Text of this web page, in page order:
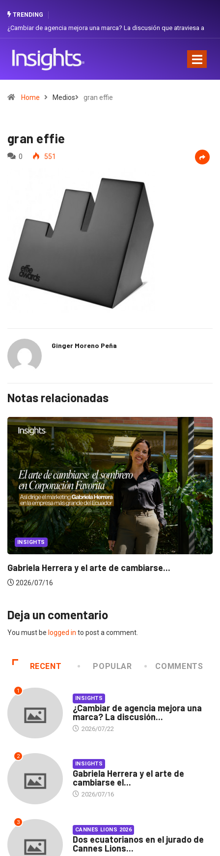
TRENDING
de agencia mejora una marca? La discusión que atraviesa a
Gabriela
Home Medios gran effie
gran effie
0 551
Ginger Moreno Peña
Notas relacionadas
INSIGHTS
Gabriela Herrera y el arte de cambiarse...
2026/07/16
Deja un comentario
You must be logged in to post a comment.
RECENT POPULAR COMMENTS
1
INSIGHTS
¿Cambiar de agencia mejora una
marca? La discusión...
2026/07/22
2
INSIGHTS
Gabriela Herrera y el arte de
cambiarse el...
2026/07/16
3
CANNES LIONS 2026
Dos ecuatorianos en el jurado de
Cannes Lions...